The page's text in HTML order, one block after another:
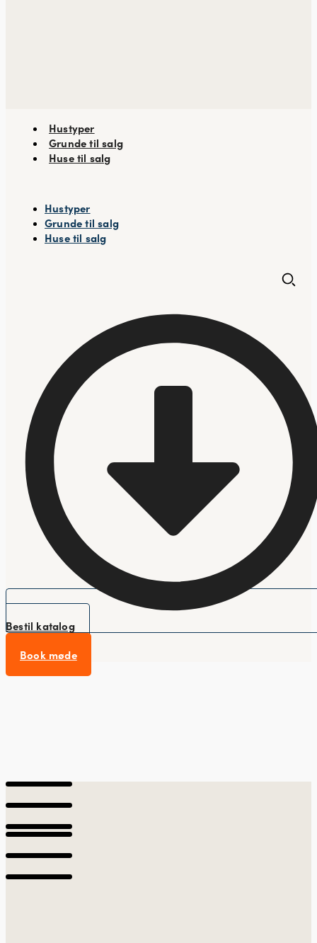
Hustyper
Grunde til salg
Huse til salg
Hustyper
Grunde til salg
Huse til salg
Bestil katalog
Book møde